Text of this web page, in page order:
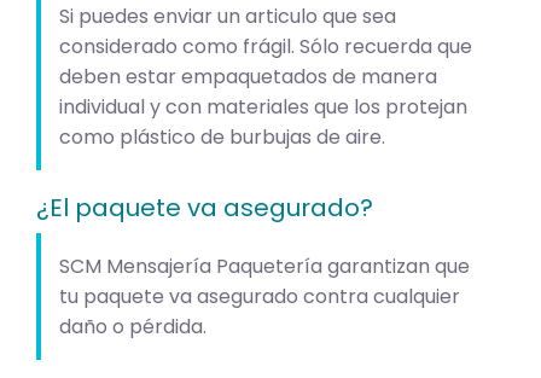
Si puedes enviar un articulo que sea
considerado como frágil. Sólo recuerda que
deben estar empaquetados de manera
individual y con materiales que los protejan
como plástico de burbujas de aire.
¿El paquete va asegurado?
SCM Mensajería Paquetería garantizan que
tu paquete va asegurado contra cualquier
daño o pérdida.